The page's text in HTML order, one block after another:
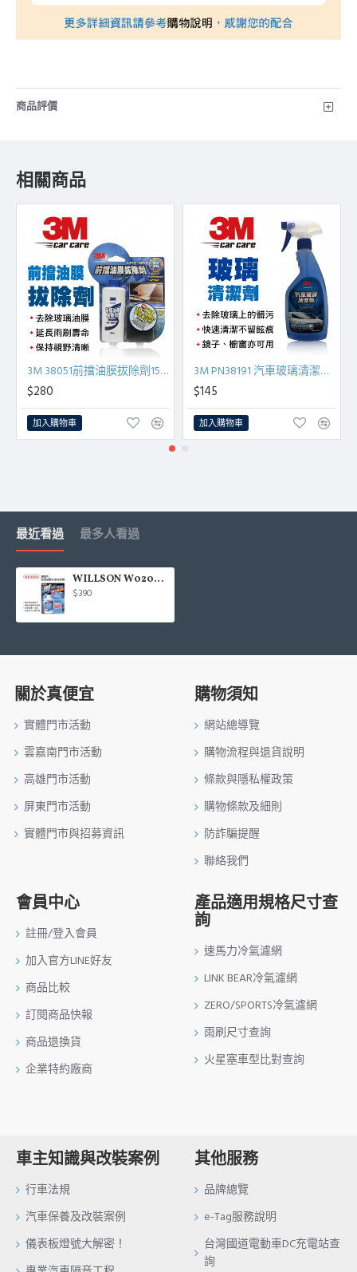
商品評價
相關商品
3M 38051前擋油膜拔除劑150ml
$280
加入購物車
3M PN38191 汽車玻璃清潔劑525ml
$145
加入購物車
最近看過 最多人看過
WILLSON W02070 超強力玻璃油膜水漬去除劑125ml
$390
關於真便宜
實體門市活動
雲嘉南門市活動
高雄門市活動
屏東門市活動
實體門市與招募資訊
購物須知
網站總導覽
購物流程與退貨說明
條款與隱私權政策
購物條款及細則
防詐騙提醒
聯絡我們
會員中心
註冊/登入會員
加入官方LINE好友
商品比較
訂閱商品快報
商品退換貨
企業特約廠商
產品適用規格尺寸查
詢
速馬力冷氣濾網
LINK BEAR冷氣濾網
ZERO/SPORTS冷氣濾網
雨刷尺寸查詢
火星塞車型比對查詢
車主知識與改裝案例
行車法規
汽車保養及改裝案例
儀表板燈號大解密！
其他服務
品牌總覽
e-Tag服務說明
台灣國道電動車DC充電站查
詢